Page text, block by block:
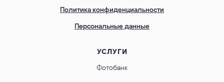
Политика конфиденциальности
Персональные данные
УСЛУГИ
Фотобанк